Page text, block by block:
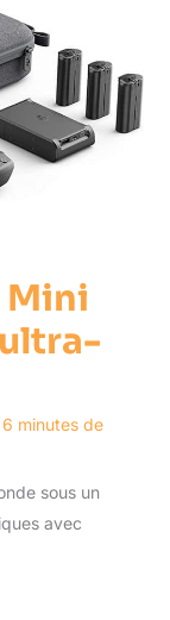
Mini
6 minutes de
sous un
avec